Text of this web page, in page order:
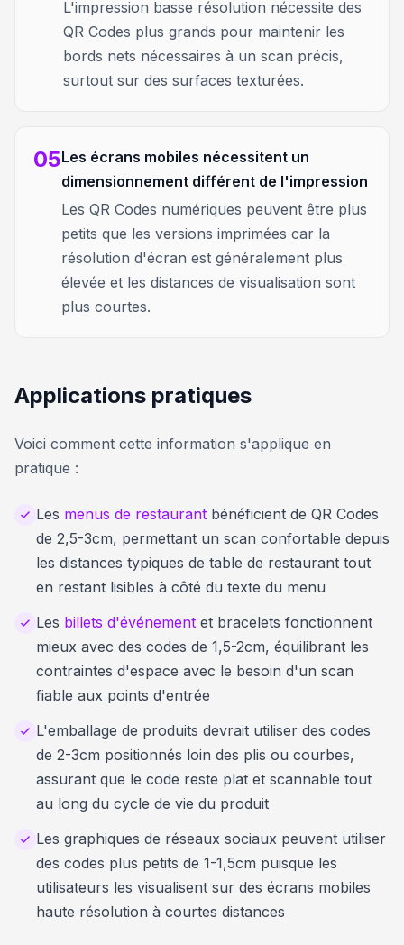
L'impression basse résolution nécessite des
QR Codes plus grands pour maintenir les
bords nets nécessaires à un scan précis,
surtout sur des surfaces texturées.
05Les écrans mobiles nécessitent un
dimensionnement différent de l'impression
Les QR Codes numériques peuvent être plus
petits que les versions imprimées car la
résolution d'écran est généralement plus
élevée et les distances de visualisation sont
plus courtes.
Applications pratiques
Voici comment cette information s'applique en
pratique :
Les menus de restaurant bénéficient de QR Codes
de 2,5-3cm, permettant un scan confortable depuis
les distances typiques de table de restaurant tout
en restant lisibles à côté du texte du menu
Les billets d'événement et bracelets fonctionnent
mieux avec des codes de 1,5-2cm, équilibrant les
contraintes d'espace avec le besoin d'un scan
fiable aux points d'entrée
L'emballage de produits devrait utiliser des codes
de 2-3cm positionnés loin des plis ou courbes,
assurant que le code reste plat et scannable tout
au long du cycle de vie du produit
Les graphiques de réseaux sociaux peuvent utiliser
des codes plus petits de 1-1,5cm puisque les
utilisateurs les visualisent sur des écrans mobiles
haute résolution à courtes distances